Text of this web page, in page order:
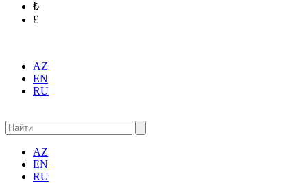
₺
£
AZ
EN
RU
AZ
EN
RU